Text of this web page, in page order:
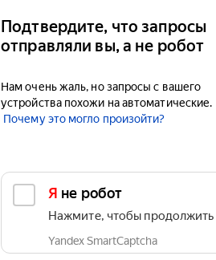
Подтвердите, что запросы
отправляли вы, а не робот
Нам очень жаль, но запросы с вашего
устройства похожи на автоматические.
Почему это могло произойти?
Я не робот
Нажмите, чтобы продолжить
Yandex SmartCaptcha